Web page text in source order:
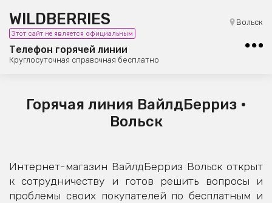
WILDBERRIES
Этот сайт не является официальным
Телефон горячей линии
Круглосуточная справочная бесплатно
Вольск
8 (800) 101-42-23
Бесплатная юридическая консультация
Горячая линия ВайлдБерриз •
Вольск
Интернет-магазин ВайлдБерриз Вольск открыт
к сотрудничеству и готов решить вопросы и
проблемы своих покупателей по бесплатным и